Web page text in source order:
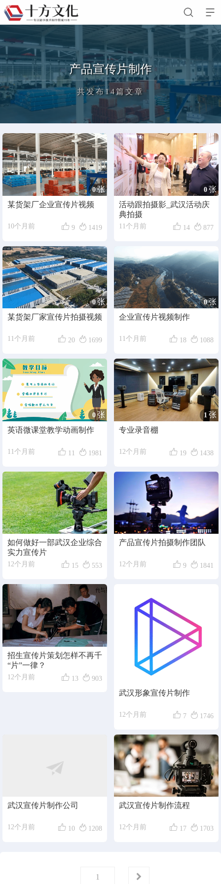


首页
关于我们
公司简介 企业文化 人才招聘 留言我们
新闻动态
客户案例
业务领域
联系我们
产品宣传片制作
共发布14篇文章
正在为您加载新内容
0 张
某货架厂企业宣传片视频
10个月前  9  1419
0 张
活动跟拍摄影_武汉活动庆
典拍摄
11个月前  14  877
0 张
某货架厂家宣传片拍摄视频
11个月前  20  1699
0 张
企业宣传片视频制作
11个月前  18  1088
0 张
英语微课堂教学动画制作
11个月前  11  1981
1 张
专业录音棚
12个月前  19  1438
如何做好一部武汉企业综合
实力宣传片
12个月前  15  553
产品宣传片拍摄制作团队
12个月前  9  1841
招生宣传片策划怎样不再千
“片”一律？
12个月前  13  903
武汉形象宣传片制作​
12个月前  7  1746
武汉宣传片制作公司
12个月前  10  1208
武汉宣传片制作流程
12个月前  17  1703
第
1